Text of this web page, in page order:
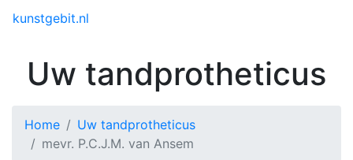
kunstgebit.nl
Uw tandprotheticus
Home
Uw tandprotheticus
mevr. P.C.J.M. van Ansem